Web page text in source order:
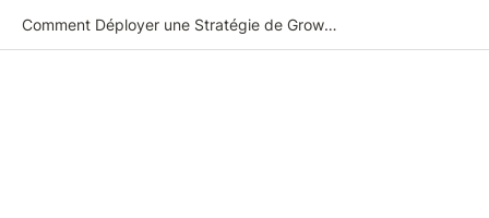
Comment Déployer une Stratégie de Growth Marketing